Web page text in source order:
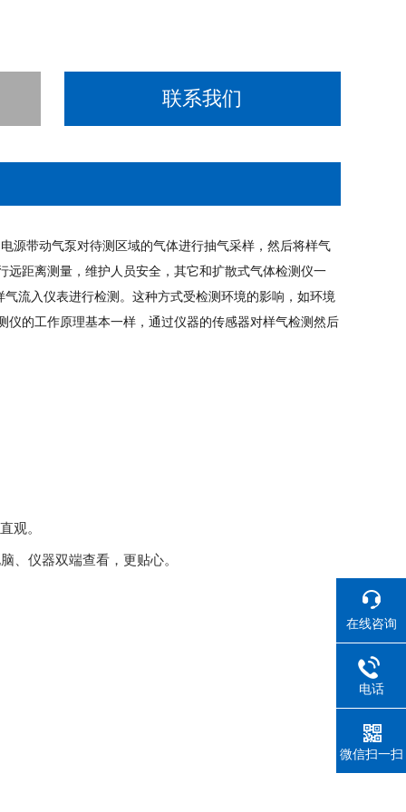
联系我们
源带动气泵对待测区域的气体进行抽气采样，然后将样气
距离测量，维护人员安全，其它和扩散式气体检测仪一
流入仪表进行检测。这种方式受检测环境的影响，如环境
仪的工作原理基本一样，通过仪器的传感器对样气检测然后
观。
、仪器双端查看，更贴心。
在线咨询
电话
微信扫一扫